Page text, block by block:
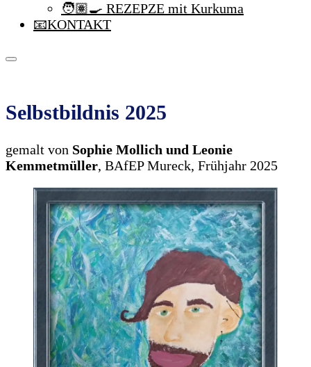
🧑🏽‍🍳 REZEPZE mit Kurkuma
📧KONTAKT
Selbstbildnis 2025
gemalt von Sophie Mollich und Leonie
Kemmetmüller, BAfEP Mureck, Frühjahr 2025